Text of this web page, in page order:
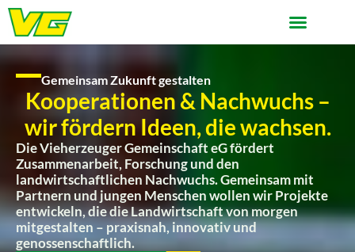
Gemeinsam Zukunft gestalten
Kooperationen & Nachwuchs –
wir fördern Ideen, die wachsen.
Die Vieherzeuger Gemeinschaft eG fördert
Zusammenarbeit, Forschung und den
landwirtschaftlichen Nachwuchs. Gemeinsam mit
Partnern und jungen Menschen wollen wir Projekte
entwickeln, die die Landwirtschaft von morgen
mitgestalten – praxisnah, innovativ und
genossenschaftlich.